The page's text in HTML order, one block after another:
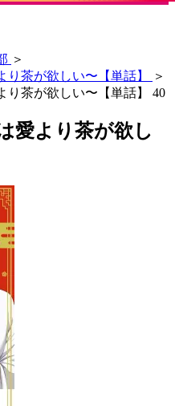
＞
茶が欲しい〜【単話】
＞
茶が欲しい〜【単話】 40
愛より茶が欲し